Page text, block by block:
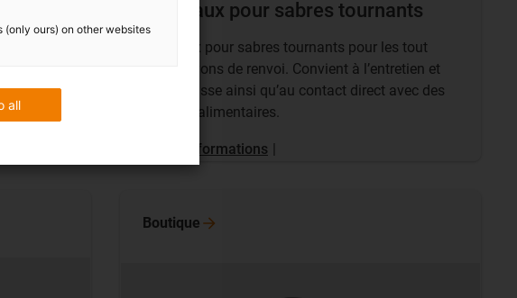
à
Rouleaux pour sabres tournants
Rouleaux pour sabres tournants pour les tout
petits rayons de renvoi. Convient à l’entretien et
sans graisse ainsi qu’au contact direct avec des
produits alimentaires.
Plus d’informations |
Boutique
(only ours) on other websites
all